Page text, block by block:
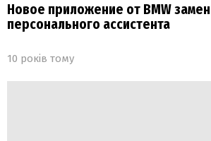
Новое приложение от BMW
персонального ассистента
10 років тому